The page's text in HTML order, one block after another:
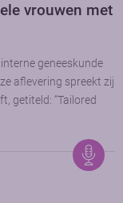
vrouwen met
geneeskunde
aflevering spreekt zij
getiteld: “Tailored